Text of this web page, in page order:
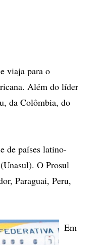
viaja para o
Além do líder
da Colômbia, do
de países latino-
O Prosul
Paraguai, Peru,
Em